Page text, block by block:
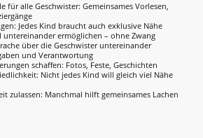
für alle Geschwister: Gemeinsames Vorlesen,
Jedes Kind braucht auch exklusive Nähe
untereinander ermöglichen – ohne Zwang
über die Geschwister untereinander
und Verantwortung
schaffen: Fotos, Feste, Geschichten
Nicht jedes Kind will gleich viel Nähe
zulassen: Manchmal hilft gemeinsames Lachen